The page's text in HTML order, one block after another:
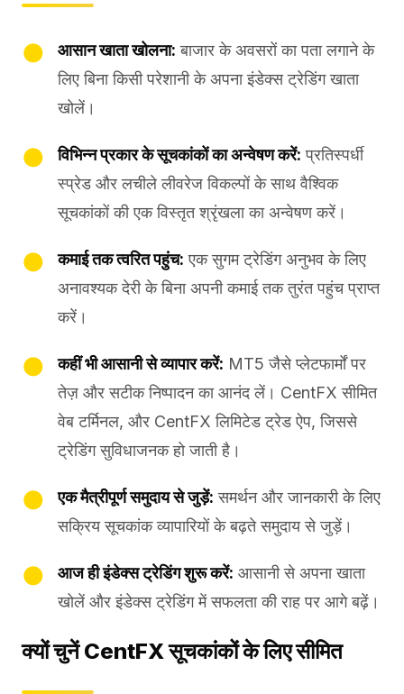
आसान खाता खोलना: बाजार के अवसरों का पता लगाने के
लिए बिना किसी परेशानी के अपना इंडेक्स ट्रेडिंग खाता
खोलें।
विभिन्न प्रकार के सूचकांकों का अन्वेषण करें: प्रतिस्पर्धी
स्प्रेड और लचीले लीवरेज विकल्पों के साथ वैश्विक
सूचकांकों की एक विस्तृत श्रृंखला का अन्वेषण करें।
कमाई तक त्वरित पहुंच: एक सुगम ट्रेडिंग अनुभव के लिए
अनावश्यक देरी के बिना अपनी कमाई तक तुरंत पहुंच प्राप्त
करें।
कहीं भी आसानी से व्यापार करें: MT5 जैसे प्लेटफार्मों पर
तेज़ और सटीक निष्पादन का आनंद लें। CentFX सीमित
वेब टर्मिनल, और CentFX लिमिटेड ट्रेड ऐप, जिससे
ट्रेडिंग सुविधाजनक हो जाती है।
एक मैत्रीपूर्ण समुदाय से जुड़ें: समर्थन और जानकारी के लिए
सक्रिय सूचकांक व्यापारियों के बढ़ते समुदाय से जुड़ें।
आज ही इंडेक्स ट्रेडिंग शुरू करें: आसानी से अपना खाता
खोलें और इंडेक्स ट्रेडिंग में सफलता की राह पर आगे बढ़ें।
क्यों चुनें CentFX सूचकांकों के लिए सीमित